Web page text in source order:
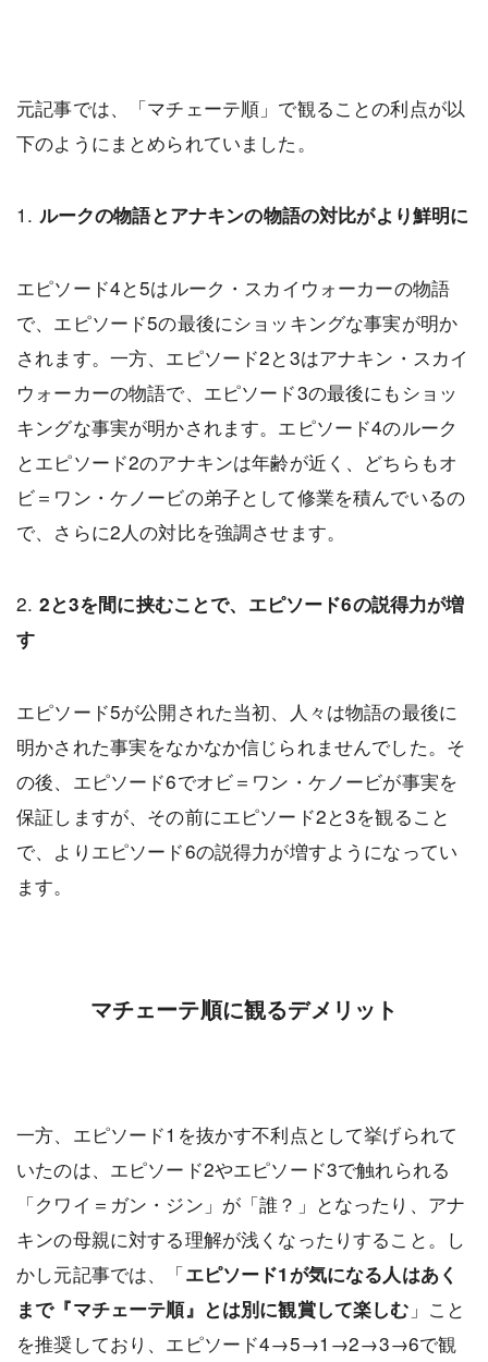
元記事では、「マチェーテ順」で観ることの利点が以
下のようにまとめられていました。
1. ルークの物語とアナキンの物語の対比がより鮮明に
エピソード4と5はルーク・スカイウォーカーの物語
で、エピソード5の最後にショッキングな事実が明か
されます。一方、エピソード2と3はアナキン・スカイ
ウォーカーの物語で、エピソード3の最後にもショッ
キングな事実が明かされます。エピソード4のルーク
とエピソード2のアナキンは年齢が近く、どちらもオ
ビ＝ワン・ケノービの弟子として修業を積んでいるの
で、さらに2人の対比を強調させます。
2. 2と3を間に挟むことで、エピソード6の説得力が増
す
エピソード5が公開された当初、人々は物語の最後に
明かされた事実をなかなか信じられませんでした。そ
の後、エピソード6でオビ＝ワン・ケノービが事実を
保証しますが、その前にエピソード2と3を観ること
で、よりエピソード6の説得力が増すようになってい
ます。
マチェーテ順に観るデメリット
一方、エピソード1を抜かす不利点として挙げられて
いたのは、エピソード2やエピソード3で触れられる
「クワイ＝ガン・ジン」が「誰？」となったり、アナ
キンの母親に対する理解が浅くなったりすること。し
かし元記事では、「エピソード1が気になる人はあく
まで『マチェーテ順』とは別に観賞して楽しむ 」こと
を推奨しており、エピソード4→5→1→2→3→6で観